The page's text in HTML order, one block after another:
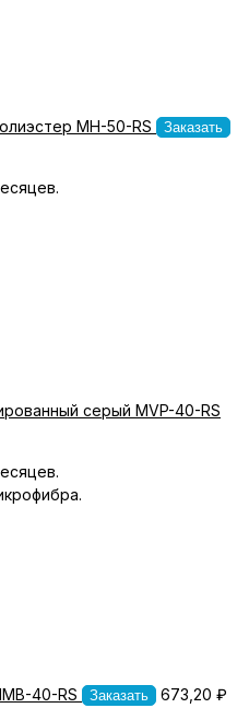
MH-50-RS
Заказать
серый MVP-40-RS
40-RS
Заказать 673,20 ₽